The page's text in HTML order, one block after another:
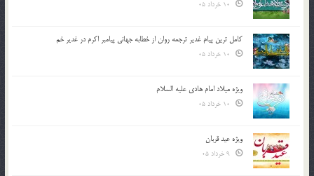
کامل ترین پیام غدیر ترجمه روان از خطابه جهانی پیامبر اکرم در غدیر خم
ویژه میلاد امام هادی علیه السلام
ویژه عید قربان